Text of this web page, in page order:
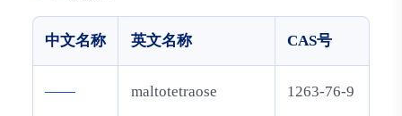
中文名称 英文名称 CAS号
—— maltotetraose 1263-76-9